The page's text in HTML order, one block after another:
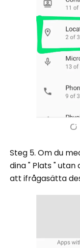
Steg 5. Om du
dina " Plats "
att ifrågasätta